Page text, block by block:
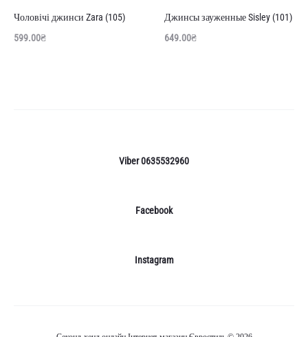
Чоловічі джинси Zara (105)
599.00₴
Джинсы зауженные Sisley (101)
649.00₴
Viber 0635532960
Facebook
Instagram